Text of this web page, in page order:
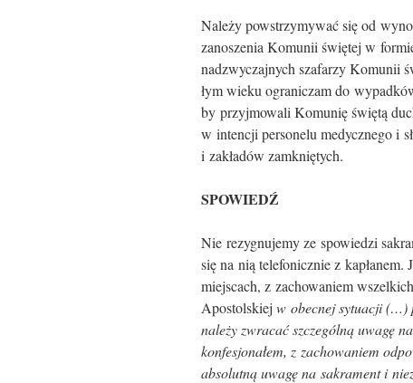
Należy powstrzymywać się od
zanoszenia Komunii świętej w
nadzwyczajnych szafarzy Komunii
łym wieku ograniczam do
by przyjmowali Komunię świętą
w intencji personelu medycznego i
i zakładów zamkniętych.
SPOWIEDŹ
Nie rezygnujemy ze spowiedzi
się na nią telefonicznie z
miejscach, z zachowaniem
Apostolskiej w obecnej sytuacji (…)
należy zwracać szczególną uwagę
konfesjonałem, z zachowaniem
absolutną uwagę na sakrament i